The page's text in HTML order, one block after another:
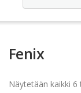
Fenix
Näytetään kaikki 6